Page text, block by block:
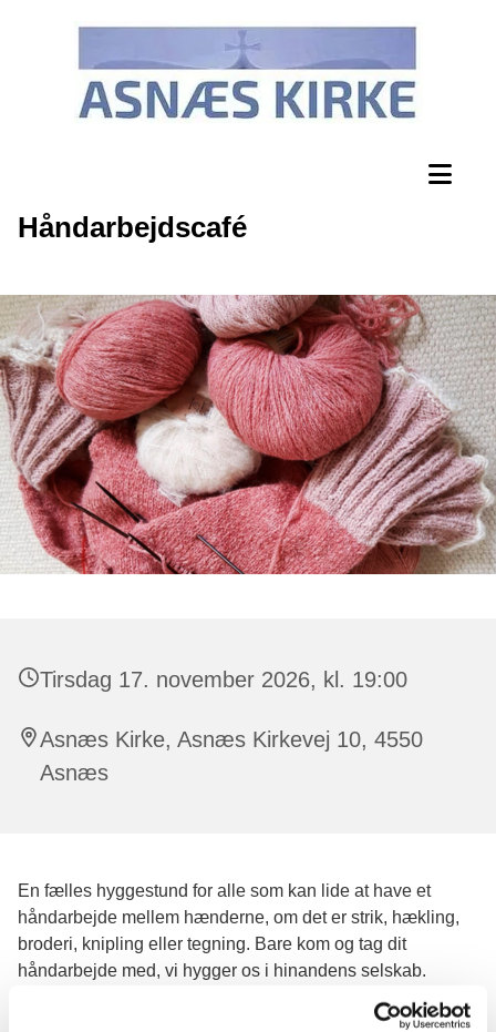
Håndarbejdscafé
Tirsdag 17. november 2026, kl. 19:00
Asnæs Kirke, Asnæs Kirkevej 10, 4550
Asnæs
En fælles hyggestund for alle som kan lide at have et
håndarbejde mellem hænderne, om det er strik, hækling,
broderi, knipling eller tegning. Bare kom og tag dit
håndarbejde med, vi hygger os i hinandens selskab.
Der er også mulighed for at strikke dåbsklude til kirken.